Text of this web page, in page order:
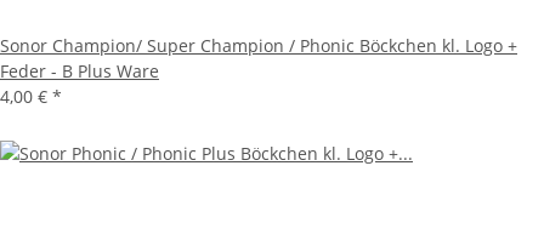
Sonor Champion/ Super Champion / Phonic Böckchen kl. Logo +
Feder - B Plus Ware
4,00 € *